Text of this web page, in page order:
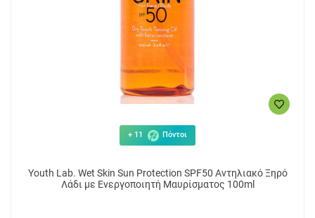
+ 11 Πόντοι
Youth Lab. Wet Skin Sun Protection SPF50 Αντηλιακό Ξηρό
Λάδι με Ενεργοποιητή Μαυρίσματος 100ml